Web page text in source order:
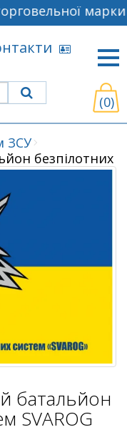
(0)
ЗСУ
безпілотних
батальйон
SVAROG